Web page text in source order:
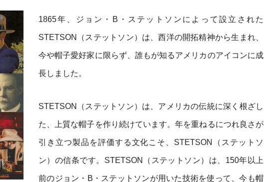
1865年、ジョン・B・ステットソンによって設立された
STETSON（ステットソン）は、西洋の開拓精神から生まれ、
今や帽子愛好家に限らず、誰もが知るアメリカのアイコンに成
長しました。
STETSON（ステットソン）は、アメリカの伝統に深く根ざし
た、上質な帽子を作り続けています。年を重ねるにつれ良さが
引き立つ製品を評価する文化こそ、STETSON（ステットソ
ン）の信条です。STETSON（ステットソン）は、150年以上
前のジョン・B・ステットソンが用いた技術を使って、今も帽